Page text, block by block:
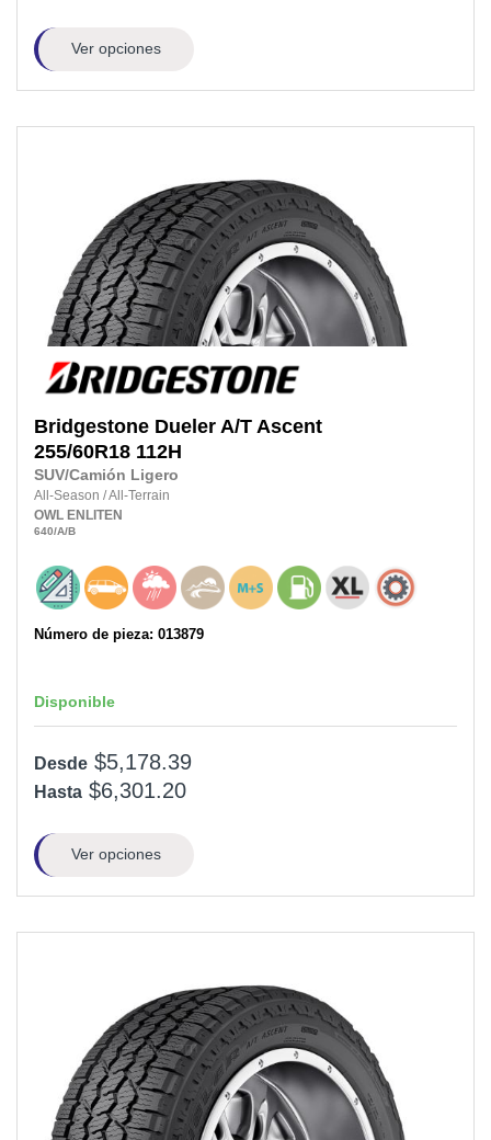
Ver opciones
Bridgestone Dueler A/T Ascent
255/60R18 112H
SUV/Camión Ligero
All-Season /All-Terrain
OWL ENLITEN
640/A/B
Número de pieza: 013879
Disponible
Desde $5,178.39
Hasta $6,301.20
Ver opciones